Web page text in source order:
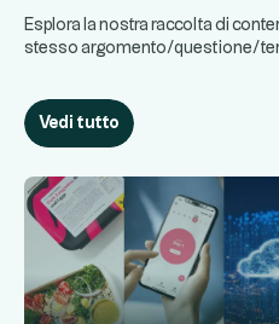
Esplora la nostra raccolta di
stesso argomento/questione/
Vedi tutto